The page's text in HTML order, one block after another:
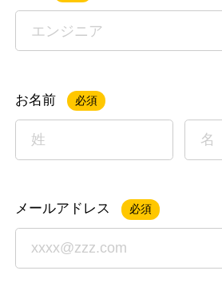
お名前 必須
メールアドレス 必須